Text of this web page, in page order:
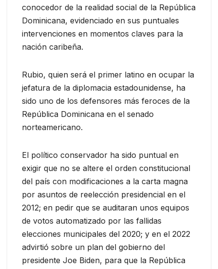
conocedor de la realidad social de la República
Dominicana, evidenciado en sus puntuales
intervenciones en momentos claves para la
nación caribeña.
Rubio, quien será el primer latino en ocupar la
jefatura de la diplomacia estadounidense, ha
sido uno de los defensores más feroces de la
República Dominicana en el senado
norteamericano.
El político conservador ha sido puntual en
exigir que no se altere el orden constitucional
del país con modificaciones a la carta magna
por asuntos de reelección presidencial en el
2012; en pedir que se auditaran unos equipos
de votos automatizado por las fallidas
elecciones municipales del 2020; y en el 2022
advirtió sobre un plan del gobierno del
presidente Joe Biden, para que la República